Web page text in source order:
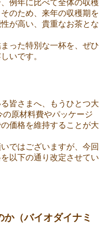
例年に比べて全体の収穫
のため、来年の収穫期を
が高い、貴重なお茶とな
った特別な一杯を、ぜひ
いです。
皆さまへ、もうひとつ大
原材料費やパッケージ
価格を維持することが大
ではございますが、今回
以下の通り改定させてい
（バイオダイナミ